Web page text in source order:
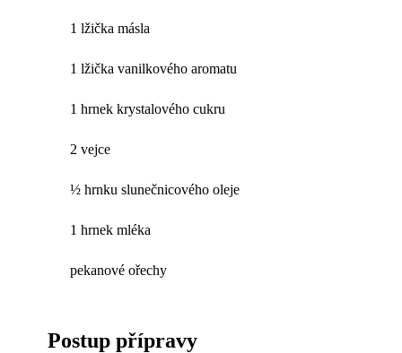
1 lžička másla
1 lžička vanilkového aromatu
1 hrnek krystalového cukru
2 vejce
½ hrnku slunečnicového oleje
1 hrnek mléka
pekanové ořechy
Postup přípravy